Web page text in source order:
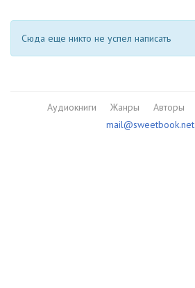
Сюда еще никто не успел написать
Аудиокниги Жанры Авторы
mail@sweetbook.net